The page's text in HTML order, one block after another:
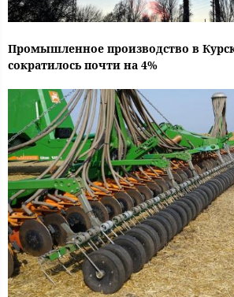
Промышленное производство в
сократилось почти на 4%